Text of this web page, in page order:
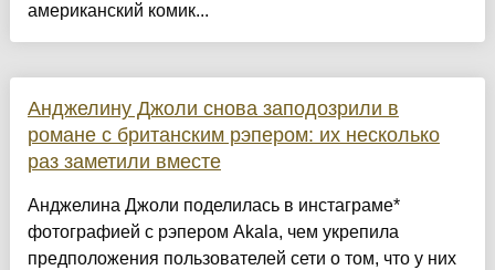
американский комик...
Анджелину Джоли снова заподозрили в
романе с британским рэпером: их несколько
раз заметили вместе
Анджелина Джоли поделилась в инстаграме*
фотографией с рэпером Akala, чем укрепила
предположения пользователей сети о том, что у них